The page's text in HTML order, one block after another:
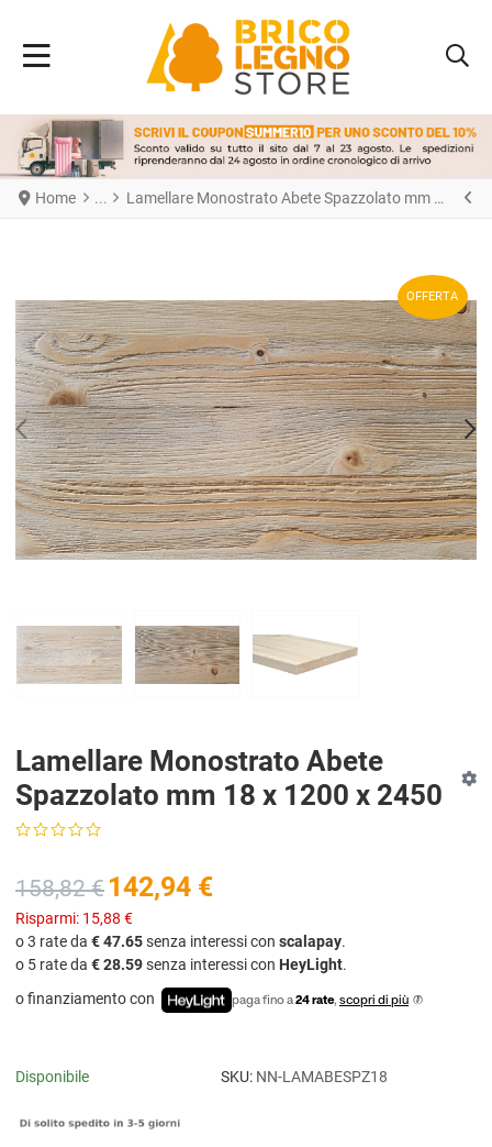
Home Lamellare Monostrato Abete Spazzolato mm 18 x 1200 x 2450
PREV
OFFERTA
Lamellare Monostrato Abete
Spazzolato mm 18 x 1200 x 2450
158,82 € 142,94 €
Risparmi: 15,88 €
o 3 rate da € 47.65senza interessi con scalapay.
o 5 rate da € 28.59senza interessi con HeyLight.
o finanziamento con
paga fino a24 rate, scopri di più
Disponibile SKU: NN-LAMABESPZ18